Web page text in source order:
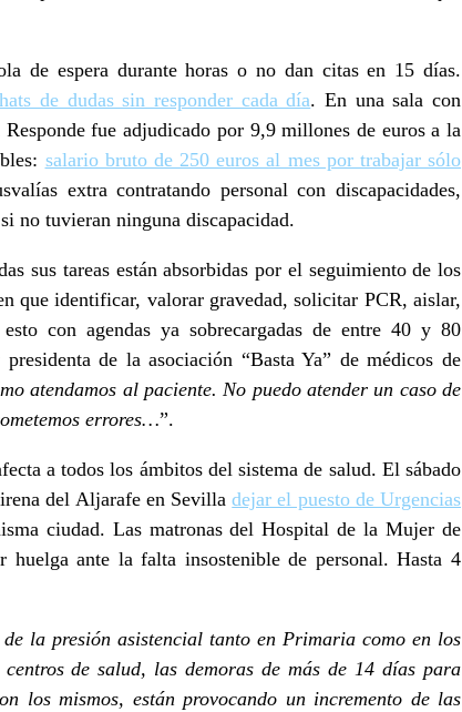
de espera durante horas o no dan citas en 15 días.
de dudas sin responder cada día. En una sala con
fue adjudicado por 9,9 millones de euros a la
salario bruto de 250 euros al mes por trabajar sólo
extra contratando personal con discapacidades,
no tuvieran ninguna discapacidad.
sus tareas están absorbidas por el seguimiento de los
que identificar, valorar gravedad, solicitar PCR, aislar,
con agendas ya sobrecargadas de entre 40 y 80
de la asociación “Basta Ya” de médicos de
atendamos al paciente. No puedo atender un caso de
errores…”.
a todos los ámbitos del sistema de salud. El sábado
del Aljarafe en Sevilladejar el puesto de Urgencias
ciudad. Las matronas del Hospital de la Mujer de
ante la falta insostenible de personal. Hasta 4
la presión asistencial tanto en Primaria como en los
de salud, las demoras de más de 14 días para
los mismos, están provocando un incremento de las